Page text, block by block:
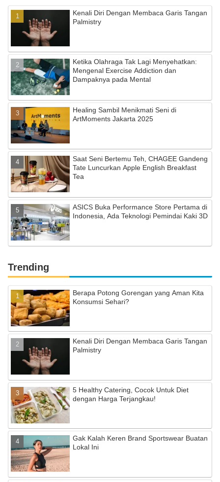
Kenali Diri Dengan Membaca Garis Tangan
Palmistry
Ketika Olahraga Tak Lagi Menyehatkan:
Mengenal Exercise Addiction dan
Dampaknya pada Mental
Healing Sambil Menikmati Seni di
ArtMoments Jakarta 2025
Saat Seni Bertemu Teh, CHAGEE Gandeng
Tate Luncurkan Apple English Breakfast
Tea
ASICS Buka Performance Store Pertama di
Indonesia, Ada Teknologi Pemindai Kaki 3D
Trending
Berapa Potong Gorengan yang Aman Kita
Konsumsi Sehari?
Kenali Diri Dengan Membaca Garis Tangan
Palmistry
5 Healthy Catering, Cocok Untuk Diet
dengan Harga Terjangkau!
Gak Kalah Keren Brand Sportswear Buatan
Lokal Ini